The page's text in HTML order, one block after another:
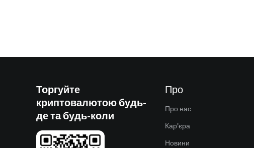
Торгуйте
криптовалютою будь-
де та будь-коли
Про
Про нас
Кар'єра
Новини